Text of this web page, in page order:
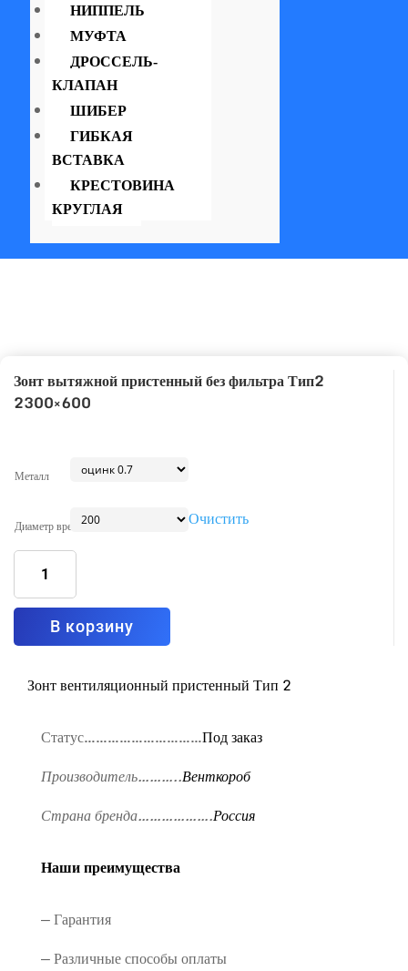
НИППЕЛЬ
МУФТА
ДРОССЕЛЬ-
КЛАПАН
ШИБЕР
ГИБКАЯ
ВСТАВКА
КРЕСТОВИНА
КРУГЛАЯ
Зонт вытяжной пристенный без фильтра Тип2
2300×600
Металл
Диаметр врезки Очистить
Количество
пристенный
без
2300x600
В корзину
Зонт вентиляционный пристенный Тип 2
Статус…………………………Под заказ
Производитель………..Венткороб
Страна бренда……………….Россия
Наши преимущества
— Гарантия
— Различные способы оплаты